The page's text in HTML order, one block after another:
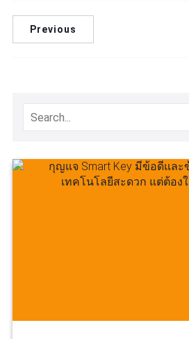
Previous